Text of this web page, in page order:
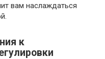
вам наслаждаться
к